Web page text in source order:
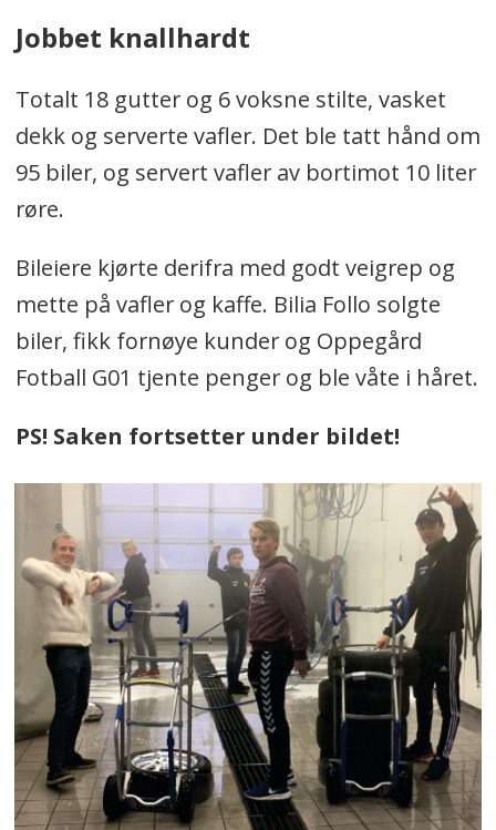
Jobbet knallhardt
Totalt 18 gutter og 6 voksne stilte, vasket
dekk og serverte vafler. Det ble tatt hånd om
95 biler, og servert vafler av bortimot 10 liter
røre.
Bileiere kjørte derifra med godt veigrep og
mette på vafler og kaffe. Bilia Follo solgte
biler, fikk fornøye kunder og Oppegård
Fotball G01 tjente penger og ble våte i håret.
PS! Saken fortsetter under bildet!